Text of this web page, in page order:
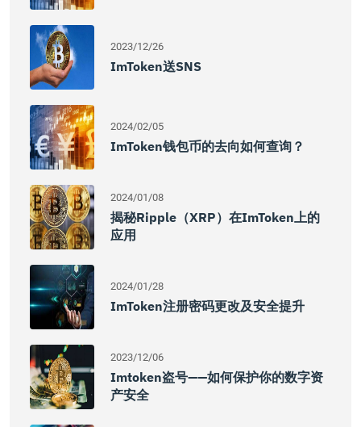
2023/12/26
ImToken送SNS
2024/02/05
ImToken钱包币的去向如何查询？
2024/01/08
揭秘Ripple（XRP）在imToken上的
应用
2024/01/28
ImToken注册密码更改及安全提升
2023/12/06
Imtoken盗号——如何保护你的数字资
产安全